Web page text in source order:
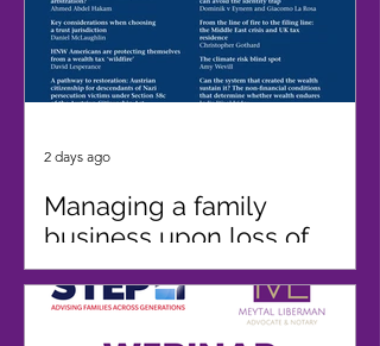
Managing a family
business upon loss of
legal capacity in Israel:
enduring power of
attorney or a trust?
2 days ago